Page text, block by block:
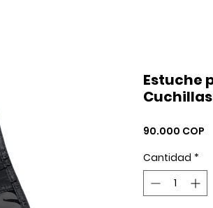
Estuche
90.000 COP
Cantidad *